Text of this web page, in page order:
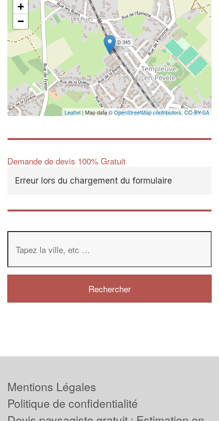
+
−
Leaflet | Map data ©OpenStreetMap contributors, CC-BY-SA
Demande de devis 100% Gratuit
Erreur lors du chargement du formulaire
Mentions Légales
Politique de confidentialité